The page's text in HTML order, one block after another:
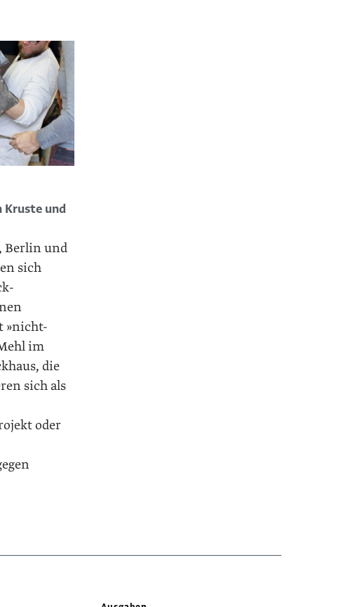
Kruste und
Berlin und
sich
»nicht-
im
die
sich als
oder